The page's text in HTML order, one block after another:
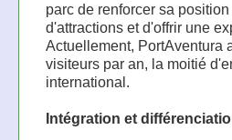
parc de renforcer sa
d'attractions et d'offrir une
Actuellement, PortAventura
visiteurs par an, la moitié
international.
Intégration et